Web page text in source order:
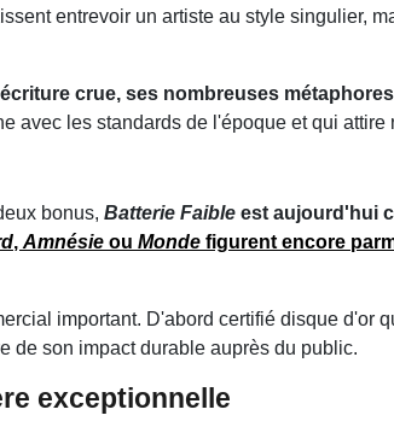
entrevoir un artiste au style singulier,
crue, ses nombreuses
avec les standards de l'époque et qui
bonus, Batterie Faible est aujourd'hui
, Amnésie ou Monde figurent encore
important. D'abord certifié disque d'or
de son impact durable auprès du public.
exceptionnelle